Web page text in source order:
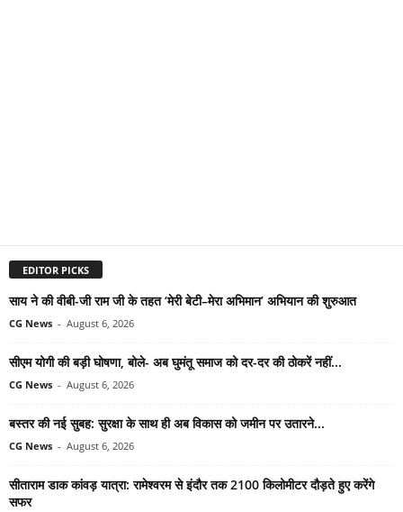
EDITOR PICKS
साय ने की वीबी-जी राम जी के तहत ‘मेरी बेटी–मेरा अभिमान’ अभियान की शुरुआत
CG News - August 6, 2026
सीएम योगी की बड़ी घोषणा, बोले- अब घुमंतू समाज को दर-दर की ठोकरें नहीं...
CG News - August 6, 2026
बस्तर की नई सुबह: सुरक्षा के साथ ही अब विकास को जमीन पर उतारने...
CG News - August 6, 2026
सीताराम डाक कांवड़ यात्रा: रामेश्वरम से इंदौर तक 2100 किलोमीटर दौड़ते हुए करेंगे
सफर